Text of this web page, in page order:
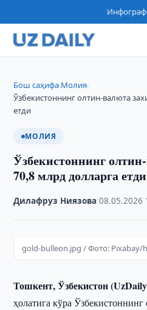
Бош саҳифа›Молия›
Ўзбекистоннинг олтин-валюта
етди
МОЛИЯ
Ўзбекистоннинг
70,8 млрд долларга етди
Дилафруз Ниязова ·08.05.2026
gold-bulleon.jpg / Фото: Pixabay/
Тошкент, Ўзбекистон
ҳолатига кўра